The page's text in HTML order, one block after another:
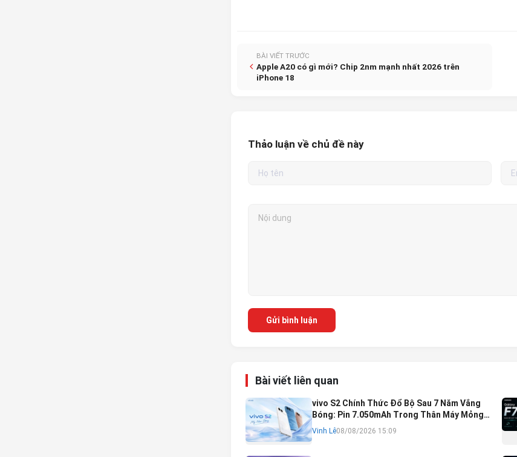
BÀI VIẾT TRƯỚC
Apple A20 có gì mới? Chip 2nm mạnh nhất 2026 trên
iPhone 18
Thảo luận về chủ đề này
Gửi bình luận
Bài viết liên quan
vivo S2 Chính Thức Đổ Bộ Sau 7 Năm Vắng
Bóng: Pin 7.050mAh Trong Thân Máy Mỏng
Nhẹ Khó Tin
Vinh Lê08/08/2026 15:09